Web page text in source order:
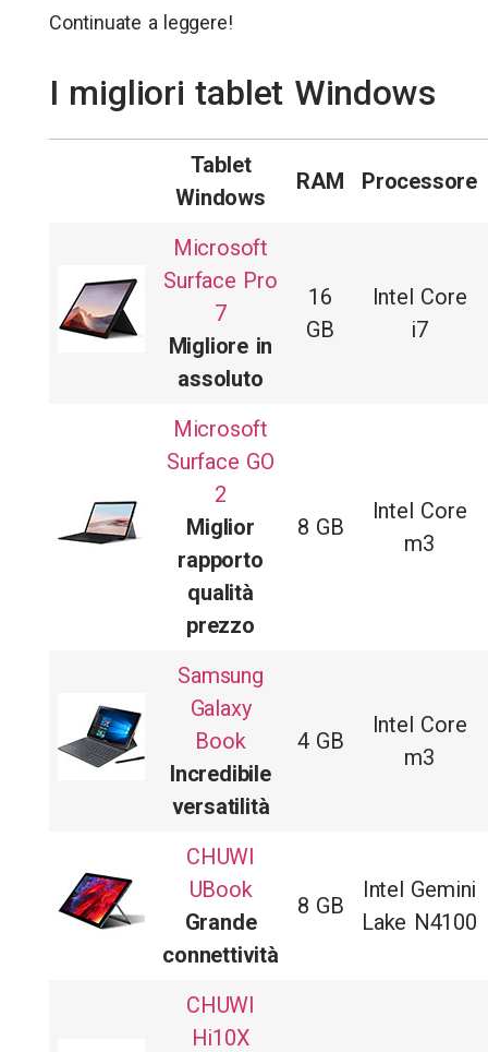
Continuate a leggere!
I migliori tablet Windows
Tablet
Windows
RAM Processore
Microsoft
Surface Pro
7
Migliore in
assoluto
16
GB
Intel Core
i7
Microsoft
Surface GO
2
Miglior
rapporto
qualità
prezzo
8 GB
Intel Core
m3
Samsung
Galaxy
Book
Incredibile
versatilità
4 GB
Intel Core
m3
CHUWI
UBook
Grande
connettività
8 GB
Intel Gemini
Lake N4100
CHUWI
Hi10X